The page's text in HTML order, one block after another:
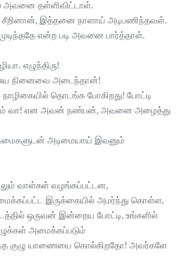
அவனை தள்ளிவிட்டாள்.
இத்தனை நாளாய் அடிபணிந்தவள்.
என்ற படி அவனை பார்த்தாள்.
எழுந்திரு!
சுய நினைவை அடைந்தான்!
தொடங்க போகிறது! போட்டி
வா! என அவன் நண்பன், அவனை அழைத்து
அடிமையாய் இவனும்
வாள்கள் வழங்கப்பட்டன,
இருக்கையில் அமர்ந்து கொள்ள,
ஒருவன் இன்றைய போட்டி, உங்களில்
அமைக்கப்படும்
குழு யாணையை கொல்கிறதோ! அவர்களே